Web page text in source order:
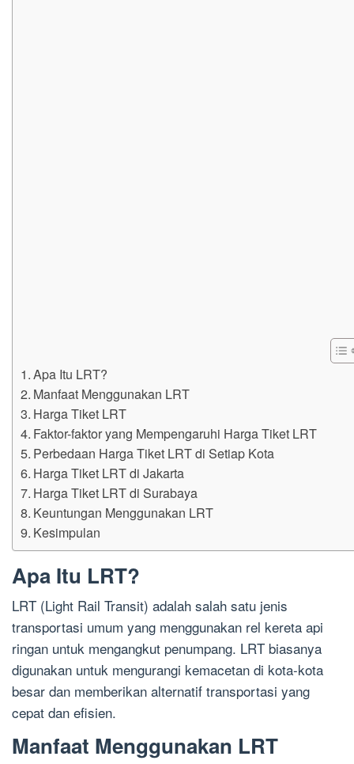
Apa Itu LRT?
Manfaat Menggunakan LRT
Harga Tiket LRT
Faktor-faktor yang Mempengaruhi Harga Tiket LRT
Perbedaan Harga Tiket LRT di Setiap Kota
Harga Tiket LRT di Jakarta
Harga Tiket LRT di Surabaya
Keuntungan Menggunakan LRT
Kesimpulan
Apa Itu LRT?
LRT (Light Rail Transit) adalah salah satu jenis
transportasi umum yang menggunakan rel kereta api
ringan untuk mengangkut penumpang. LRT biasanya
digunakan untuk mengurangi kemacetan di kota-kota
besar dan memberikan alternatif transportasi yang
cepat dan efisien.
Manfaat Menggunakan LRT